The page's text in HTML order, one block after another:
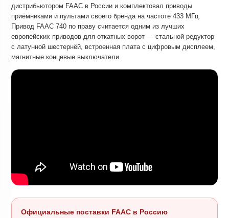
дистрибьютором FAAC в России и комплектовал приводы
приёмниками и пультами своего бренда на частоте 433 МГц.
Привод FAAC 740 по праву считается одним из лучших
европейских приводов для откатных ворот — стальной редуктор
с латунной шестернёй, встроенная плата с цифровым дисплеем,
магнитные концевые выключатели.
Официальные поставки FAAC в Россию